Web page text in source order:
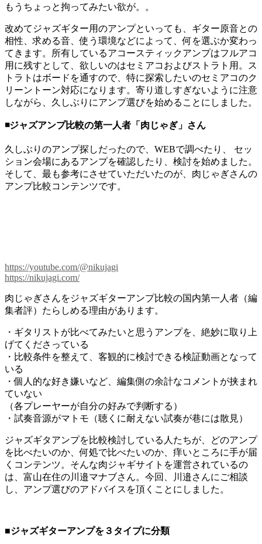
もうちょっと拘ってみたい欲が。。
改めてジャズギター用のアンプといっても、ギター原音との
相性、求める音、使う環境などによって、何を選ぶか変わっ
てきます。所有しているアコースティックアンプはフルアコ
用に残すとして、欲しいのはセミアコおよびストラト用。ス
トラトはボードを通すので、特に探索したいのセミアコのク
リーントーン対応になります。寄り道しすぎないように注意
しながら、久しぶりにアンプ選びを始めることにしました。
◾️ジャズアンプ比較の第一人者「肉じゃぎ」さん
久しぶりのアンプ探しだったので、WEBで調べたり、 セッ
ション会場にあるアンプを確認したり、検討を始めました。
そして、最も参考にさせていただいたのが、肉じゃぎさんの
アンプ比較コンテンツです。
https://youtube.com/@nikujagi
https://nikujagi.com/
肉じゃぎさんをジャズギターアンプ比較の国内第一人者（編
集者評）たらしめる理由があります。
・ギタリストが比べてみたいと思うアンプを、絶妙に取り上
げてくださっている
・比較条件を整えて、客観的に検討できる検証動画となって
いる
・個人的な好き嫌いなど、編集側の余計なコメントが挟まれ
ていない
（各プレーヤーが自分の好みで判断する）
・試奏音源がマトモ（聴くに耐えない試奏が巷には散見）
ジャズギタアンプを比較検討している人たちが、どのアンプ
を比べたいのか、何処で比べたいのか、痒いところに手が届
くコンテンツ。そんな肉ジャギサイトを運営されているの
は、富山在住の川邉マナブさん。今回、川邉さんにご相談
し、アンプ選びのアドバイスを頂くことにしました。
■ジャズギターアンプを３タイプに分類